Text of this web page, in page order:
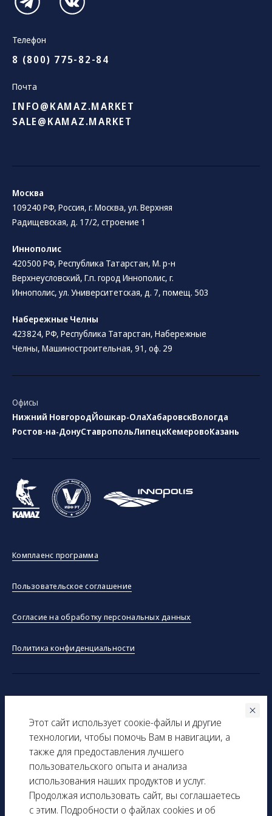
Этот сайт использует соокіe-файлы и другие
технологии, чтобы помочь Вам в навигации, а
также для предоставления лучшего
пользовательского опыта и анализа
использования наших продуктов и услуг.
Продолжая использовать сайт, вы соглашаетесь
с этим. Подробности о файлах cookies и об
Телефон
8 (800) 775-82-84
Почта
INFO@KAMAZ.MARKET
SALE@KAMAZ.MARKET
Москва
109240 РФ, Россия, г. Москва, ул. Верхняя
Радищевская, д. 17/2, строение 1
Иннополис
420500 РФ, Республика Татарстан, М. р-н
Верхнеусловский, Г.п. город Иннополис, г.
Иннополис, ул. Университетская, д. 7, помещ. 503
Набережные Челны
423824, РФ, Республика Татарстан​, Набережные
Челны, Машиностроительная, 91, оф. 29
Офисы
Нижний НовгородЙошкар-ОлаХабаровскВологда
Ростов-на-ДонуСтавропольЛипецкКемеровоКазань
Комплаенс программа
Пользовательское соглашение
Согласие на обработку персональных данных
Политика конфиденциальности
Вся представленная на сайте информация, касающаяся
технических характеристик, наличия на складе, стоимости
товаров, носит информационный характер и ни при каких
условиях не является публичной офертой, определяемой
положениями Статьи 437(2) Гражданского кодекса РФ.
ИНН: 9729277261